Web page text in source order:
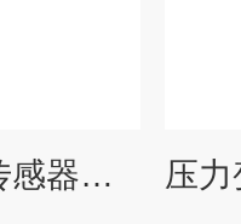
1.6MPA恒压供水传感器扩散硅液压真空变送器